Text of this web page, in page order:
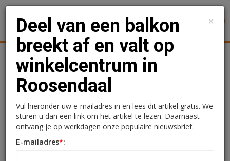
Nieuws Uitgelicht Woningmarkt
Deel van een balkon
breekt af en valt op
winkelcentrum in
Roosendaal
×
Deel van een balkon
breekt af en valt op
winkelcentrum in
Roosendaal
Vul hieronder uw e-mailadres in en lees dit artikel gratis. We
sturen u dan een link om het artikel te lezen. Daarnaast
ontvang je op werkdagen onze populaire nieuwsbrief.
E-mailadres*: